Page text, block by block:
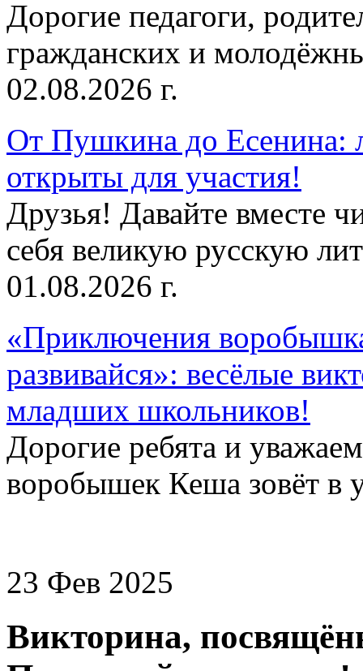
Дорогие педагоги,
гражданских и
02.08.2026 г.
От Пушкина до Есенина:
открыты для участия!
Друзья! Давайте вместе
себя великую русскую
01.08.2026 г.
«Приключения
развивайся»: весёлые
младших школьников!
Дорогие ребята и
воробышек Кеша зовёт в
23 Фев 2025
Викторина,